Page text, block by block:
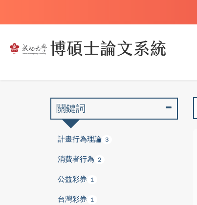
關鍵詞
計畫行為理論 3
消費者行為 2
公益彩券 1
台灣彩券 1